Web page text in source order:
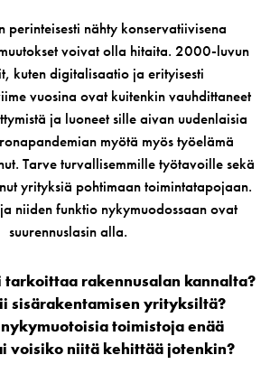
perinteisesti nähty konservatiivisena
voivat olla hitaita. 2000-luvun
kuten digitalisaatio ja erityisesti
vuosina ovat kuitenkin vauhdittaneet
ja luoneet sille aivan uudenlaisia
myötä myös työelämä
Tarve turvallisemmille työtavoille sekä
yrityksiä pohtimaan toimintatapojaan.
niiden funktio nykymuodossaan ovat
suurennuslasin alla.
rakennusalan kannalta?
sisärakentamisen yrityksiltä?
toimistoja enää
voisiko niitä kehittää jotenkin?